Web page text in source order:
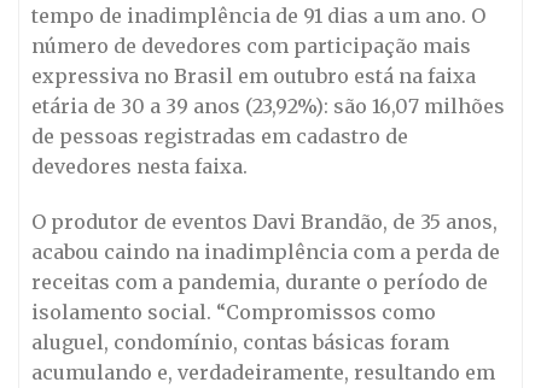
tempo de inadimplência de 91 dias a um ano. O
número de devedores com participação mais
expressiva no Brasil em outubro está na faixa
etária de 30 a 39 anos (23,92%): são 16,07 milhões
de pessoas registradas em cadastro de
devedores nesta faixa.
O produtor de eventos Davi Brandão, de 35 anos,
acabou caindo na inadimplência com a perda de
receitas com a pandemia, durante o período de
isolamento social. “Compromissos como
aluguel, condomínio, contas básicas foram
acumulando e, verdadeiramente, resultando em